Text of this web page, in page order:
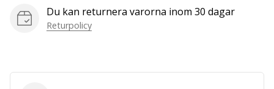
like
us
Du kan returnera varorna inom 30 dagar
Returpolicy